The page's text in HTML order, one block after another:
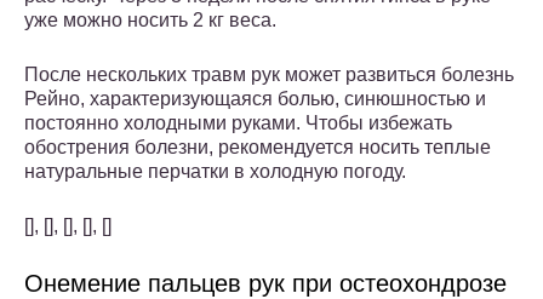
уже можно носить 2 кг веса.
После нескольких травм рук может развиться болезнь
Рейно, характеризующаяся болью, синюшностью и
постоянно холодными руками. Чтобы избежать
обострения болезни, рекомендуется носить теплые
натуральные перчатки в холодную погоду.
[], [], [], [], []
Онемение пальцев рук при остеохондрозе